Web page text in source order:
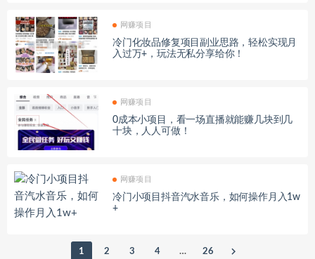
网赚项目
冷门化妆品修复项目副业思路，轻松实现月
入过万+，玩法无私分享给你！
网赚项目
0成本小项目，看一场直播就能赚几块到几
十块，人人可做！
网赚项目
冷门小项目抖音汽水音乐，如何操作月入1w
+
1 2 3 4 … 26